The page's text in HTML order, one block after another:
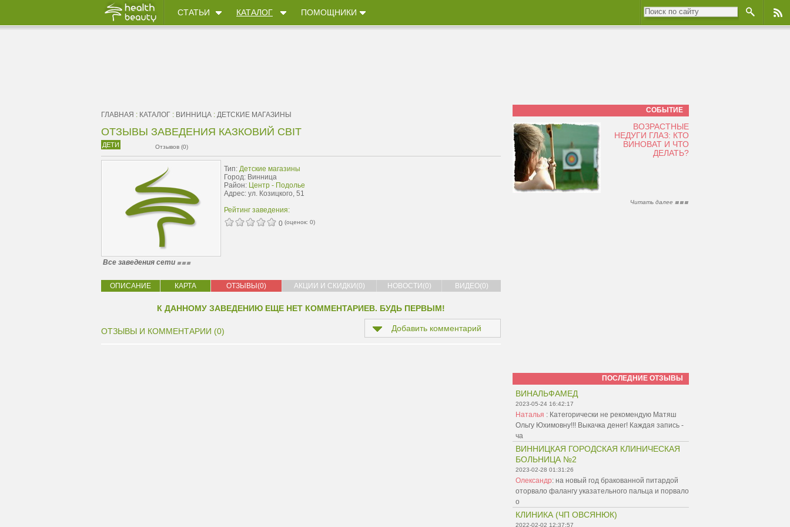
СТАТЬИ КАТАЛОГ ПОМОЩНИКИ
ГЛАВНАЯ : КАТАЛОГ : ВИННИЦА : ДЕТСКИЕ МАГАЗИНЫ
ОТЗЫВЫ ЗАВЕДЕНИЯ КАЗКОВИЙ СВIТ
ДЕТИ Отзывов (0)
Тип: Детские магазины
Город: Винница
Район: Центр - Подолье
Адрес: ул. Козицкого, 51
Рейтинг заведения:
0 (оценок: 0)
Все заведения сети
ОПИСАНИЕ КАРТА ОТЗЫВЫ(0) АКЦИИ И СКИДКИ(0) НОВОСТИ(0) ВИДЕО(0)
К ДАННОМУ ЗАВЕДЕНИЮ ЕЩЕ НЕТ КОММЕНТАРИЕВ. БУДЬ ПЕРВЫМ!
ОТЗЫВЫ И КОММЕНТАРИИ (0) Добавить комментарий
СОБЫТИЕ
ВОЗРАСТНЫЕ
НЕДУГИ ГЛАЗ: КТО
ВИНОВАТ И ЧТО
ДЕЛАТЬ?
Читать далее
ПОСЛЕДНИЕ ОТЗЫВЫ
ВИНАЛЬФАМЕД
2023-05-24 16:42:17
Наталья : Категорически не рекомендую Матяш
Ольгу Юхимовну!!! Выкачка денег! Каждая запись -
ча
ВИННИЦКАЯ ГОРОДСКАЯ КЛИНИЧЕСКАЯ
БОЛЬНИЦА №2
2023-02-28 01:31:26
Олександр: на новый год бракованной питардой
оторвало фалангу указательного пальца и порвало
о
КЛИНИКА (ЧП ОВСЯНЮК)
2022-02-02 12:37:57